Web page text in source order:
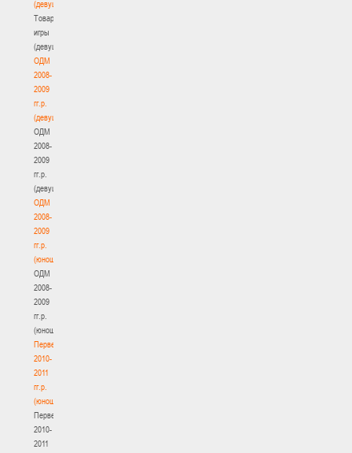
(девушки)
Товарищеские
игры
(девушки)
ОДМ
2008-
2009
гг.р.
(девушки)
ОДМ
2008-
2009
гг.р.
(девушки)
ОДМ
2008-
2009
гг.р.
(юноши)
ОДМ
2008-
2009
гг.р.
(юноши)
Первенство
2010-
2011
гг.р.
(юноши)
Первенство
2010-
2011